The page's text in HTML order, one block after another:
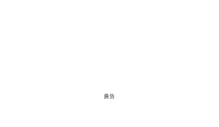
廣告